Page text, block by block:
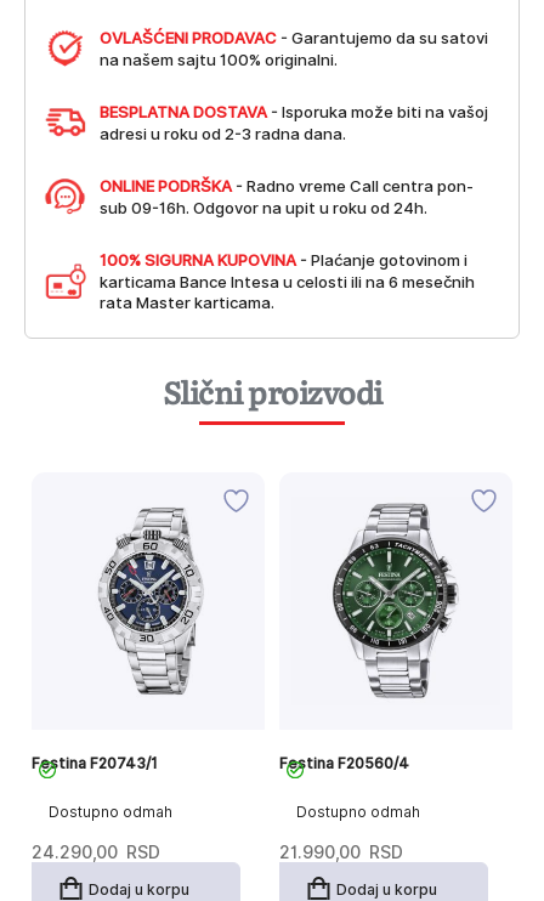
OVLAŠĆENI PRODAVAC - Garantujemo da su satovi
na našem sajtu 100% originalni.
BESPLATNA DOSTAVA - Isporuka može biti na vašoj
adresi u roku od 2-3 radna dana.
ONLINE PODRŠKA - Radno vreme Call centra pon-
sub 09-16h. Odgovor na upit u roku od 24h.
100% SIGURNA KUPOVINA - Plaćanje gotovinom i
karticama Bance Intesa u celosti ili na 6 mesečnih
rata Master karticama.
Slični proizvodi
Dostupno odmah
Festina F20743/1
24.290,00 RSD
Dodaj u korpu
Dostupno odmah
Festina F20560/4
21.990,00 RSD
Dodaj u korpu